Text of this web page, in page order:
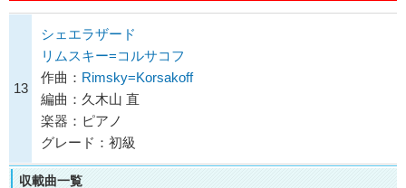
13
シェエラザード
リムスキー=コルサコフ
作曲： Rimsky=Korsakoff
編曲：久木山 直
楽器：ピアノ
グレード：初級
収載曲一覧